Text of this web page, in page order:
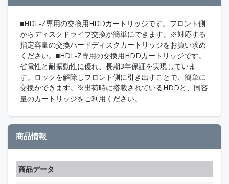
■HDL-Z専用の交換用HDDカートリッジです。フロント側
からディスクドライブ交換が簡単にできます。※対応する
指定容量の交換ハードディスクカートリッジをお買い求め
ください。■HDL-Z専用の交換用HDDカートリッジです。
省電性と耐振動性に優れ、長期3年保証を実現していま
す。ロックを解除しフロント側に引き出すことで、簡単に
交換ができます。※出荷時に搭載されているHDDと、同容
量のカートリッジをご利用ください。
商品情報
商品データ